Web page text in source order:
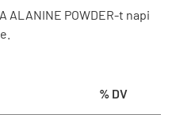
ALANINE POWDER-t napi
% DV